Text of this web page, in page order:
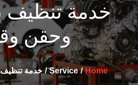
خدمة تنظيف
وحقن
Home
Service خدمة